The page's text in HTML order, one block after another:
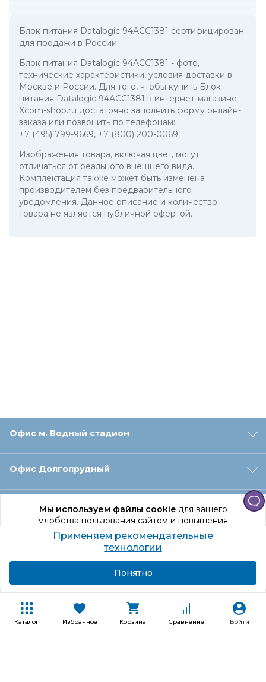
Каталог Избранное Корзина Сравнение Войти
Мы используем файлы cookieдля вашего
удобства пользования сайтом и повышения
качества рекомендаций.
Продолжая использование сайта, вы даете
согласие на обработку персональных данных
Блок питания Datalogic 94ACC1381 сертифицирован
для продажи в России.
Блок питания Datalogic 94ACC1381 - фото,
технические характеристики, условия доставки в
Москве и России. Для того, чтобы купить Блок
питания Datalogic 94ACC1381 в интернет-магазине
Xcom-shop.ru достаточно заполнить форму онлайн-
заказа или позвонить по телефонам:
+7 (495) 799-9669, +7 (800) 200-0069.
Изображения товара, включая цвет, могут
отличаться от реального внешнего вида.
Комплектация также может быть изменена
производителем без предварительного
уведомления. Данное описание и количество
товара не является публичной офертой.
Офис м. Водный стадион
Офис Долгопрудный
Офис Санкт‑Петербург
Оформление заказа
Покупателям
Применяем рекомендательные
технологии
Понятно